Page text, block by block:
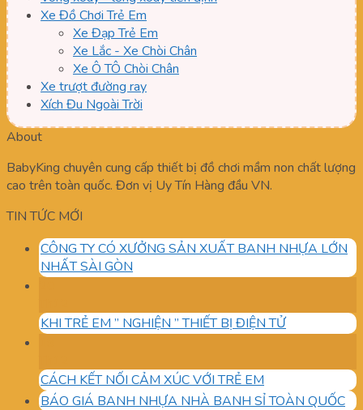
Xe Đồ Chơi Trẻ Em
Xe Đạp Trẻ Em
Xe Lắc - Xe Chòi Chân
Xe Ô TÔ Chòi Chân
Xe trượt đường ray
Xích Đu Ngoài Trời
About
BabyKing chuyên cung cấp thiết bị đồ chơi mầm non chất lượng
cao trên toàn quốc. Đơn vị Uy Tín Hàng đầu VN.
TIN TỨC MỚI
CÔNG TY CÓ XƯỞNG SẢN XUẤT BANH NHỰA LỚN
NHẤT SÀI GÒN
KHI TRẺ EM ” NGHIỆN ” THIẾT BỊ ĐIỆN TỬ
CÁCH KẾT NỐI CẢM XÚC VỚI TRẺ EM
BÁO GIÁ BANH NHỰA NHÀ BANH SỈ TOÀN QUỐC